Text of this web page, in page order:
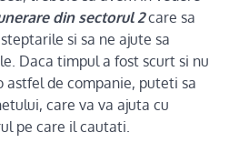
din sectorul 2care sa
si sa ne ajute sa
Daca timpul a fost scurt si nu
de companie, puteti sa
care va va ajuta cu
pe care il cautati.